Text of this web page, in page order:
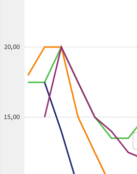
15,00
20,00